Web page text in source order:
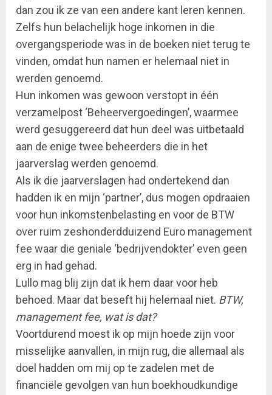
dan zou ik ze van een andere kant leren kennen.
Zelfs hun belachelijk hoge inkomen in die
overgangsperiode was in de boeken niet terug te
vinden, omdat hun namen er helemaal niet in
werden genoemd.
Hun inkomen was gewoon verstopt in één
verzamelpost ‘Beheervergoedingen’, waarmee
werd gesuggereerd dat hun deel was uitbetaald
aan de enige twee beheerders die in het
jaarverslag werden genoemd.
Als ik die jaarverslagen had ondertekend dan
hadden ik en mijn ‘partner’, dus mogen opdraaien
voor hun inkomstenbelasting en voor de BTW
over ruim zeshonderdduizend Euro management
fee waar die geniale ‘bedrijvendokter’ even geen
erg in had gehad.
Lullo mag blij zijn dat ik hem daar voor heb
behoed. Maar dat beseft hij helemaal niet. BTW,
management fee, wat is dat?
Voortdurend moest ik op mijn hoede zijn voor
misselijke aanvallen, in mijn rug, die allemaal als
doel hadden om mij op te zadelen met de
financiële gevolgen van hun boekhoudkundige